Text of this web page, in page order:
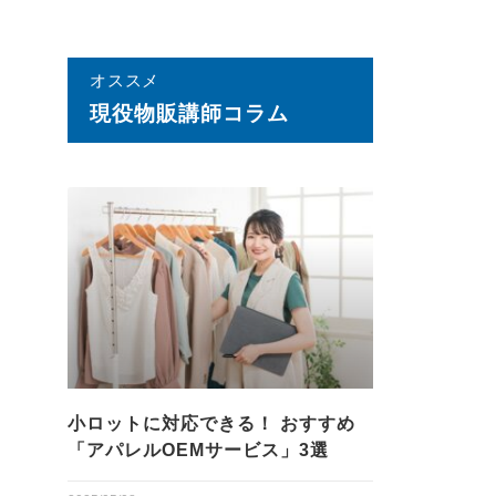
オススメ
現役物販講師コラム
小ロットに対応できる！ おすすめ
「アパレルOEMサービス」3選